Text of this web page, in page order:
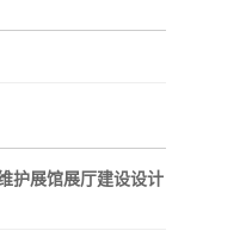
护展馆展厅建设设计